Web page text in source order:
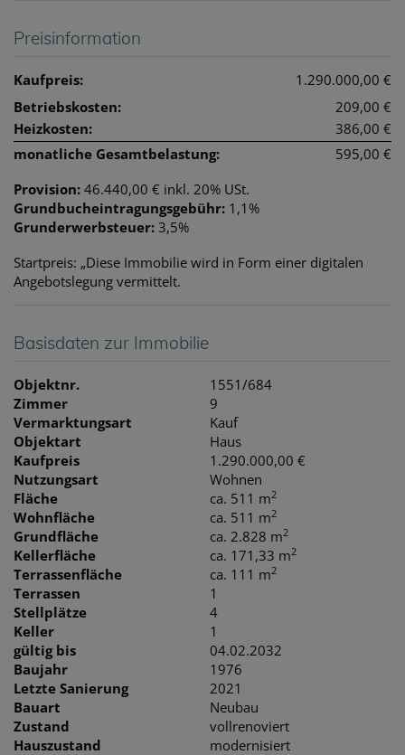
Preisinformation
Kaufpreis:
1.290.000,00 €
Betriebskosten:
209,00 €
Heizkosten:
386,00 €
monatliche Gesamtbelastung:
595,00 €
Provision: 46.440,00 € inkl. 20% USt.
Grundbucheintragungsgebühr: 1,1%
Grunderwerbsteuer: 3,5%
Startpreis: „Diese Immobilie wird in Form einer digitalen
Angebotslegung vermittelt.
Basisdaten zur Immobilie
Objektnr.
1551/684
Zimmer
9
Vermarktungsart
Kauf
Objektart
Haus
Kaufpreis
1.290.000,00 €
Nutzungsart
Wohnen
Fläche
ca. 511 m2
Wohnfläche ca. 511 m2
Grundfläche ca. 2.828 m2
Kellerfläche ca. 171,33 m2
Terrassenfläche ca. 111 m2
Terrassen
1
Stellplätze
4
Keller
1
gültig bis
04.02.2032
Baujahr
1976
Letzte Sanierung
2021
Bauart
Neubau
Zustand
vollrenoviert
Hauszustand
modernisiert